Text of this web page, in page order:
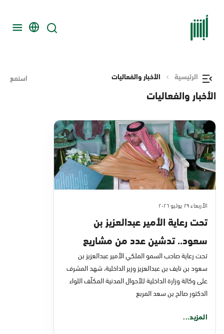
الرئيسية الأخبار والفعاليات استمع
الأخبار والفعاليات
الأربعاء ٢٩ يوليو ٢٠٢٦
تحت رعاية الأمير عبدالعزيز بن
سعود.. تدشين عدد من مشاريع
التحول الرقمي والخدمات الإلكترونية
للأحوال المدنية
تحت رعاية صاحب السمو الملكي الأمير عبدالعزيز بن
سعود بن نايف بن عبدالعزيز وزير الداخلية، شهد المشرف
على وكالة وزارة الداخلية للأحوال المدنية المكلّف اللواء
الدكتور صالح بن سعد المربع
المزيد...